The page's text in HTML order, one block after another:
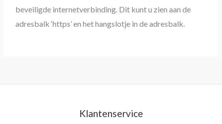
beveiligde internetverbinding. Dit kunt u zien aan de
adresbalk ‘https’ en het hangslotje in de adresbalk.
Klantenservice